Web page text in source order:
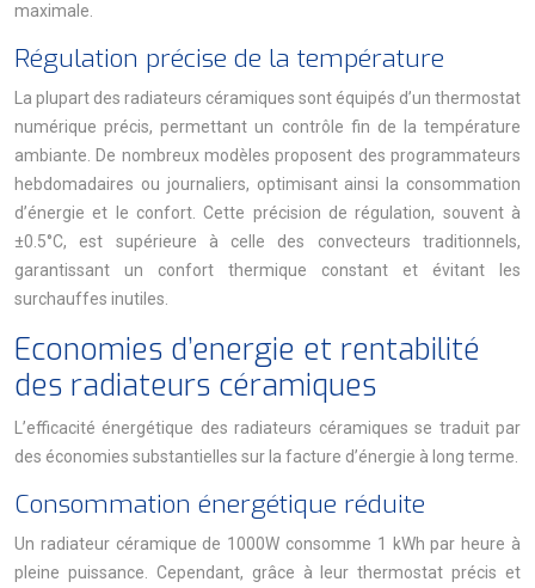
maximale.
Régulation précise de la température
La plupart des radiateurs céramiques sont équipés d’un thermostat
numérique précis, permettant un contrôle fin de la température
ambiante. De nombreux modèles proposent des programmateurs
hebdomadaires ou journaliers, optimisant ainsi la consommation
d’énergie et le confort. Cette précision de régulation, souvent à
±0.5°C, est supérieure à celle des convecteurs traditionnels,
garantissant un confort thermique constant et évitant les
surchauffes inutiles.
Economies d’energie et rentabilité
des radiateurs céramiques
L’efficacité énergétique des radiateurs céramiques se traduit par
des économies substantielles sur la facture d’énergie à long terme.
Consommation énergétique réduite
Un radiateur céramique de 1000W consomme 1 kWh par heure à
pleine puissance. Cependant, grâce à leur thermostat précis et